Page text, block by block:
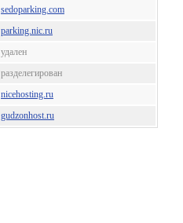
sedoparking.com
parking.nic.ru
удален
разделегирован
nicehosting.ru
gudzonhost.ru